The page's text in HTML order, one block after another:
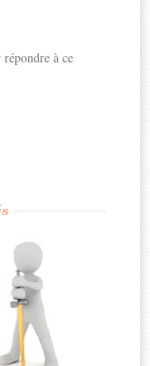
à ce